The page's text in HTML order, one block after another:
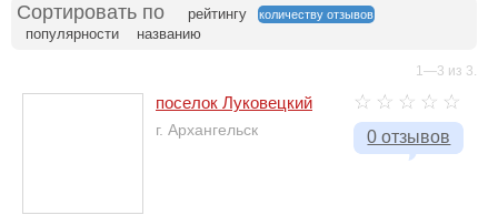
Сортировать по рейтингу количеству отзывов
популярности названию
1—3 из 3.
0 отзывов
поселок Луковецкий
г. Архангельск